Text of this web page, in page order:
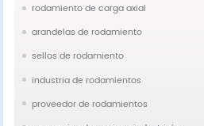
rodamiento de carga axial
arandelas de rodamiento
sellos de rodamiento
industria de rodamientos
proveedor de rodamientos